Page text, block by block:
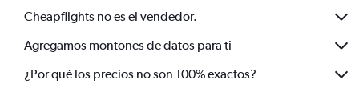
Cheapflights no es el vendedor.
Agregamos montones de datos para ti
¿Por qué los precios no son 100% exactos?